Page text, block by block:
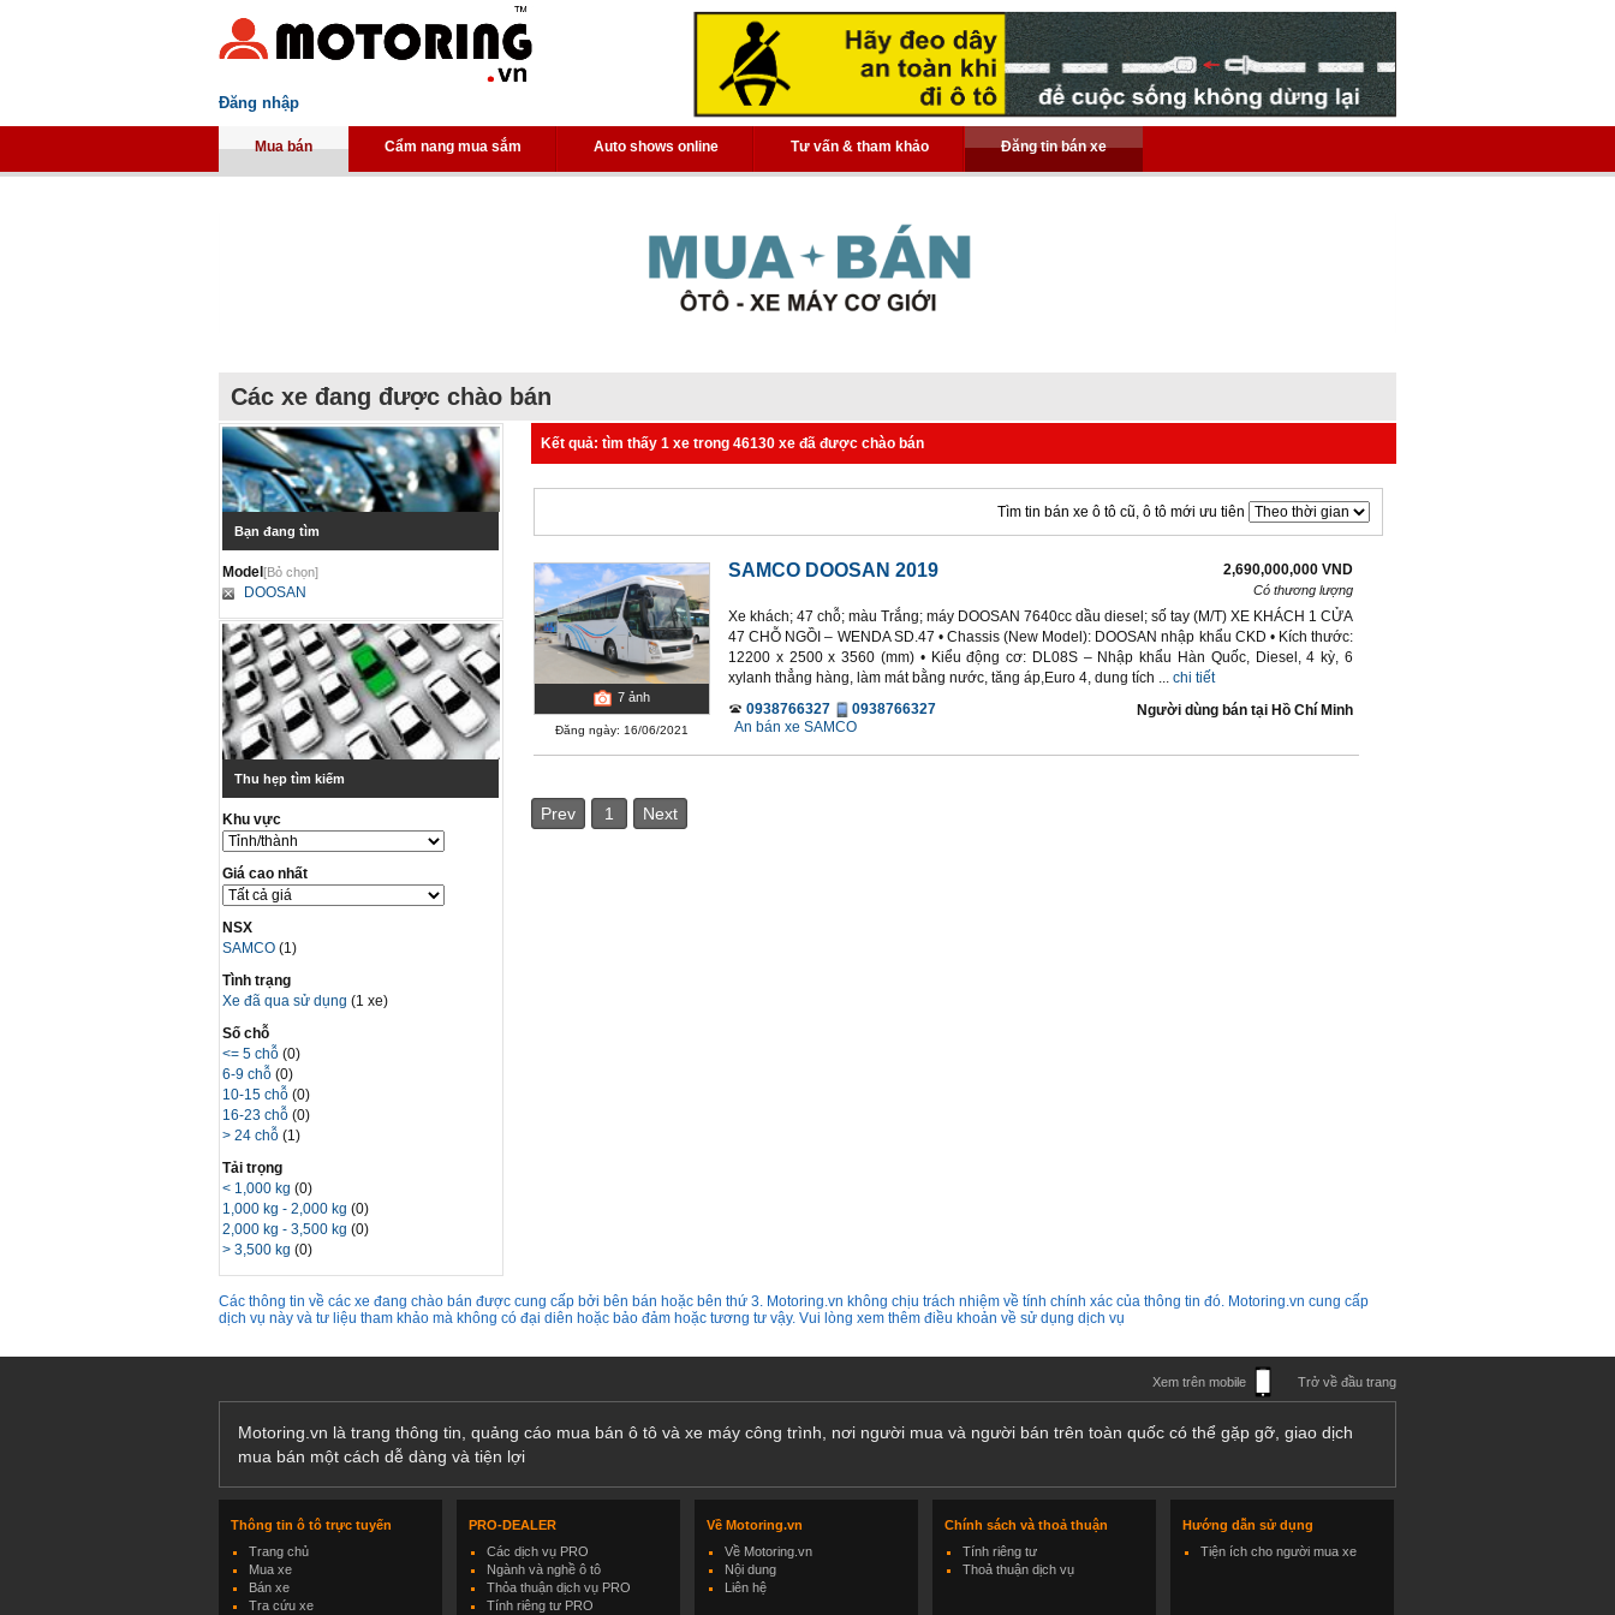
Đăng nhập
Mua bán Cẩm nang mua sắm Auto shows online Tư vấn & tham khảo Đăng tin bán xe
Các xe đang được chào bán
Bạn đang tìm
Model[Bỏ chọn]
DOOSAN
Thu hẹp tìm kiếm
Khu vực
Giá cao nhất
NSX
SAMCO(1)
Tình trạng
Xe đã qua sử dụng (1 xe)
Số chỗ
<= 5 chỗ(0)
6-9 chỗ(0)
10-15 chỗ(0)
16-23 chỗ(0)
> 24 chỗ(1)
Tải trọng
< 1,000 kg(0)
1,000 kg - 2,000 kg(0)
2,000 kg - 3,500 kg(0)
> 3,500 kg(0)
Kết quả: tìm thấy 1 xe trong 46130 xe đã được chào bán
Tìm tin bán xe ô tô cũ, ô tô mới ưu tiên
7 ảnh
Đăng ngày: 16/06/2021
SAMCO DOOSAN 2019 2,690,000,000 VND
Có thương lượng
Xe khách; 47 chỗ; màu Trắng; máy DOOSAN 7640cc dầu diesel; số tay (M/T) XE KHÁCH 1 CỬA
47 CHỖ NGỒI – WENDA SD.47 • Chassis (New Model): DOOSAN nhập khẩu CKD • Kích thước:
12200 x 2500 x 3560 (mm) • Kiểu động cơ: DL08S – Nhập khẩu Hàn Quốc, Diesel, 4 kỳ, 6
xylanh thẳng hàng, làm mát bằng nước, tăng áp,Euro 4, dung tích ... chi tiết
0938766327
0938766327
An bán xe SAMCO
Người dùng bán tại Hồ Chí Minh
Prev 1 Next
Các thông tin về các xe đang chào bán được cung cấp bởi bên bán hoặc bên thứ 3. Motoring.vn không chịu trách nhiệm về tính chính xác của thông tin đó. Motoring.vn cung cấp
dịch vụ này và tư liệu tham khảo mà không có đại diên hoặc bảo đảm hoặc tương tư vậy. Vui lòng xem thêm điều khoản về sử dụng dịch vụ
Xem trên mobile Trở về đầu trang
Motoring.vn là trang thông tin, quảng cáo mua bán ô tô và xe máy công trình, nơi người mua và người bán trên toàn quốc có thể gặp gỡ, giao dịch
mua bán một cách dễ dàng và tiện lợi
Thông tin ô tô trực tuyến
Trang chủ
Mua xe
Bán xe
Tra cứu xe
PRO-DEALER
Các dịch vụ PRO
Ngành và nghề ô tô
Thỏa thuận dịch vụ PRO
Tính riêng tư PRO
Về Motoring.vn
Về Motoring.vn
Nội dung
Liên hệ
Chính sách và thoả thuận
Tính riêng tư
Thoả thuận dịch vụ
Hướng dẫn sử dụng
Tiện ích cho người mua xe